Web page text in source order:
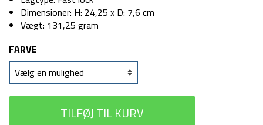
Dimensioner: H: 24,25 x D: 7,6 cm
Vægt: 131,25 gram
FARVE
TILFØJ TIL KURV